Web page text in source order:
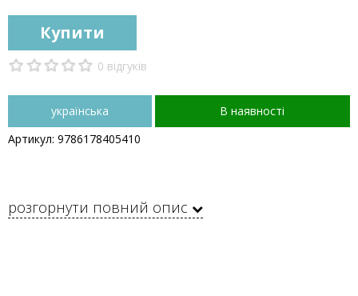
Купити
0 відгуків
українська
В наявності
Артикул: 9786178405410
розгорнути повний опис